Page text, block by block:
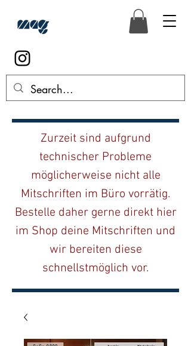
Zurzeit sind aufgrund
technischer Probleme
möglicherweise nicht alle
Mitschriften im Büro vorrätig.
Bestelle daher gerne direkt hier
im Shop deine Mitschriften und
wir bereiten diese
schnellstmöglich vor.